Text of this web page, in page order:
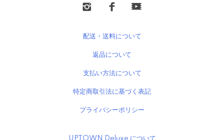
配送・送料について
返品について
支払い方法について
特定商取引法に基づく表記
プライバシーポリシー